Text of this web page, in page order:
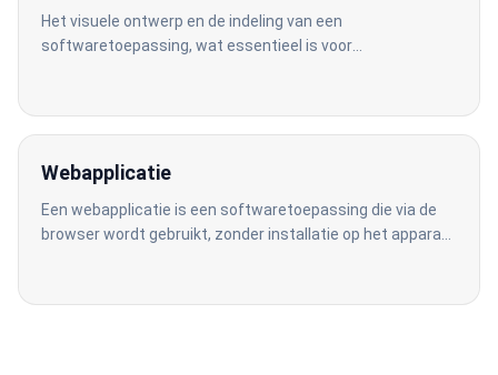
Het visuele ontwerp en de indeling van een
softwaretoepassing, wat essentieel is voor
Webapplicatie
Een webapplicatie is een softwaretoepassing die via de
browser wordt gebruikt, zonder installatie op het apparaat